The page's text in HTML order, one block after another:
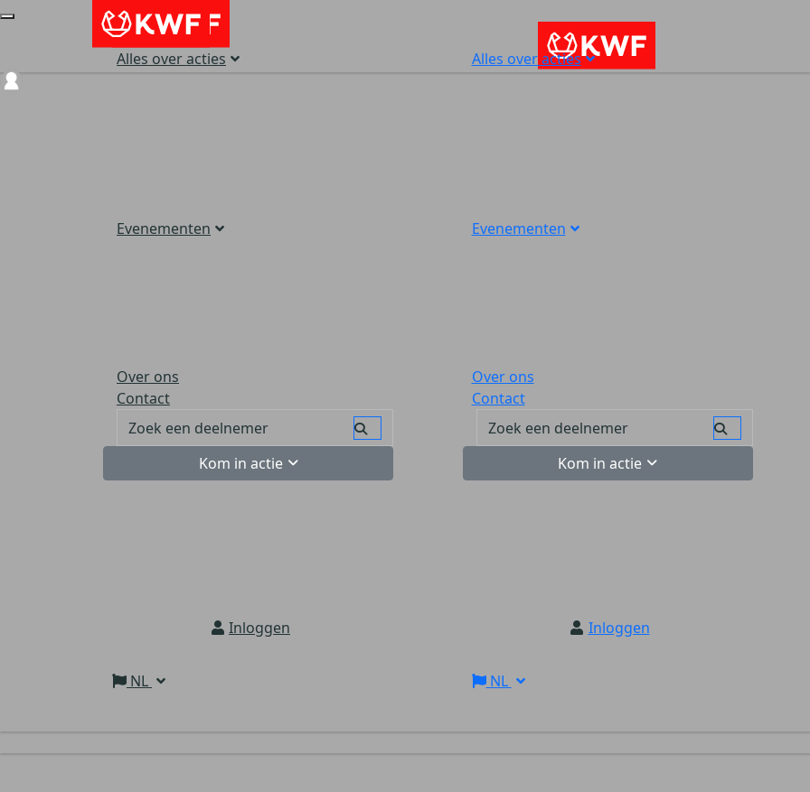
Alles over acties
Evenementen
Over ons
Contact
Kom in actie
Inloggen
NL
Alles over acties
Evenementen
Over ons
Contact
Kom in actie
Inloggen
NL